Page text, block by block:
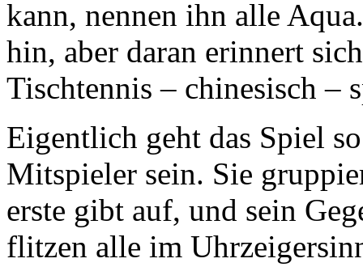
kann, nennen ihn alle
hin, aber daran erinnert
Tischtennis – chinesisch –
Eigentlich geht das Spiel
Mitspieler sein. Sie
erste gibt auf, und sein
flitzen alle im